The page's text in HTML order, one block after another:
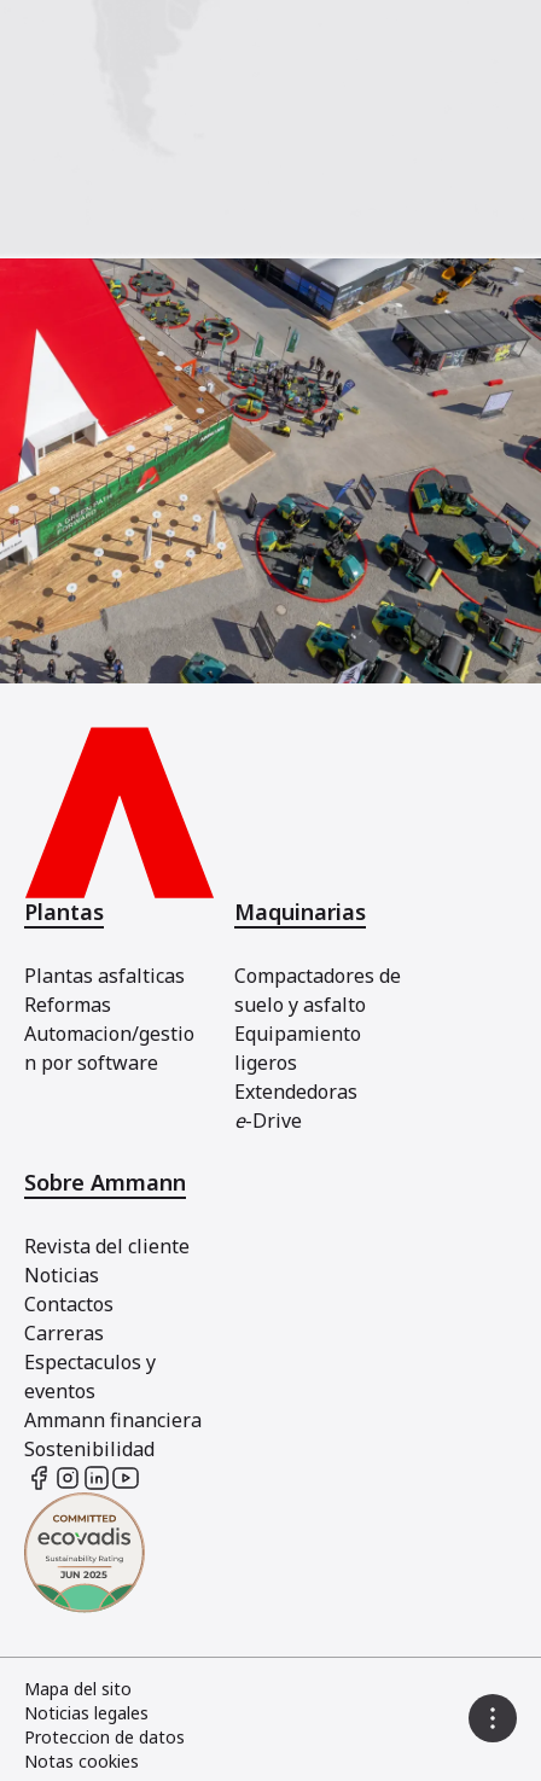
Plantas
Plantas asfalticas
Reformas
Automacion/gestio
n por software
Maquinarias
Compactadores de
suelo y asfalto
Equipamiento
ligeros
Extendedoras
e-Drive
Sobre Ammann
Revista del cliente
Noticias
Contactos
Carreras
Espectaculos y
eventos
Ammann financiera
Sostenibilidad
Mapa del sito
Noticias legales
Proteccion de datos
Notas cookies